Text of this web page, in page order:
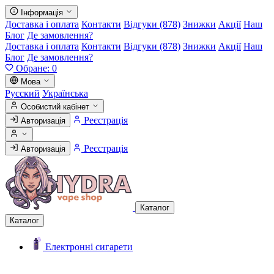
Інформація
Доставка і оплата Контакти Відгуки (878) Знижки Акції Наш
Блог Де замовлення?
Доставка і оплата Контакти Відгуки (878) Знижки Акції Наш
Блог Де замовлення?
Обране: 0
Мова
Русский Українська
Особистий кабінет
Авторизація
Реєстрація
Авторизація Реєстрація
Каталог
Каталог
Електронні сигарети